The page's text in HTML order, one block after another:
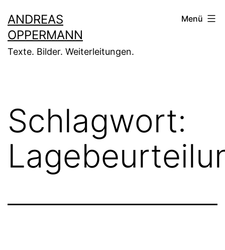
Inhalt
springen
ANDREAS
OPPERMANN
Texte. Bilder. Weiterleitungen.
Menü
Schlagwort: